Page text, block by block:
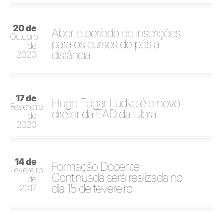
20 de
Outubro
de
2020
Aberto período de inscrições
para os cursos de pós a
distância
17 de
Fevereiro
de
2020
Hugo Edgar Lüdke é o novo
diretor da EAD da Ulbra
14 de
Fevereiro
de
2017
Formação Docente
Continuada será realizada no
dia 15 de fevereiro